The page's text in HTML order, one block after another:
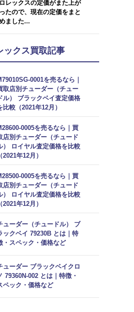
ロレックスの定価がまた上が
ったので、現在の定価をまと
ました...
ックス買取記事
0001を売るなら｜
取店別チューダー（チュー
ル） ブラックベイ査定価格
比較（2021年12月）
0005を売るなら｜買
店別チューダー（チュード
） ロイヤル査定価格を比較
（2021年12月）
0005を売るなら｜買
店別チューダー（チュード
） ロイヤル査定価格を比較
（2021年12月）
ューダー（チュードル） ブ
ックベイ 79230B とは｜特
・スペック・価格など
ューダー ブラックベイクロ
79360N-002 とは｜特徴・
ペック・価格など